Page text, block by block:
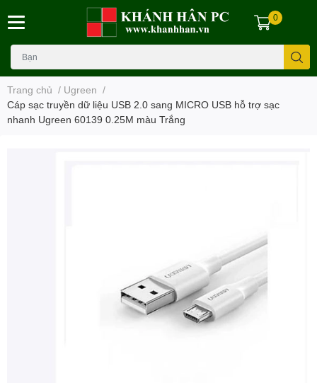
0
Trang chủ / Ugreen /
Cáp sạc truyền dữ liệu USB 2.0 sang MICRO USB hỗ trợ sạc
nhanh Ugreen 60139 0.25M màu Trắng